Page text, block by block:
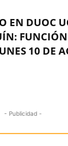
EN DUOC
10 DE
- Publicidad -